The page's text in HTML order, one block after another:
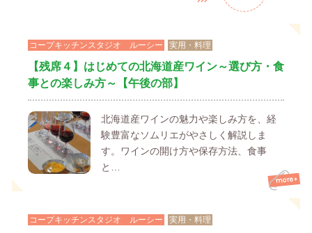
コープキッチンスタジオ ルーシー 実用・料理
【残席４】はじめての北海道産ワイン～選び方・食
事との楽しみ方～【午後の部】
北海道産ワインの魅力や楽しみ方を、経
験豊富なソムリエがやさしく解説しま
す。ワインの開け方や保存方法、食事
と…
コープキッチンスタジオ ルーシー 実用・料理